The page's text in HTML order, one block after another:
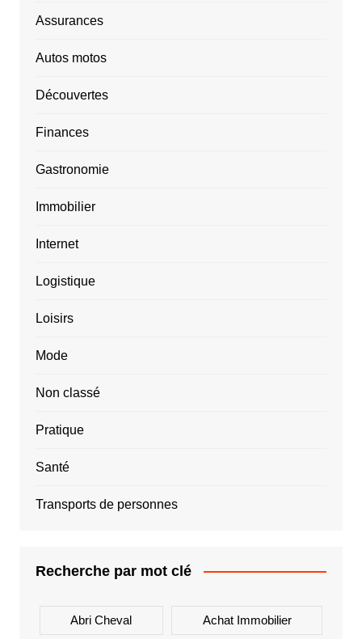
Assurances
Autos motos
Découvertes
Finances
Gastronomie
Immobilier
Internet
Logistique
Loisirs
Mode
Non classé
Pratique
Santé
Transports de personnes
Recherche par mot clé
Abri Cheval Achat Immobilier